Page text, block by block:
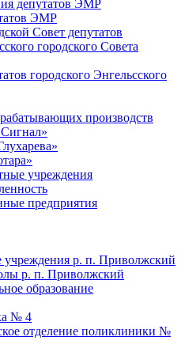
депутатов ЭМР
ЭМР
Совет депутатов
городского Совета
городского Энгельсского
производств
учреждения
предприятия
р. п. Приволжский
р. п. Приволжский
образование
№ 4
отделение поликлиники №